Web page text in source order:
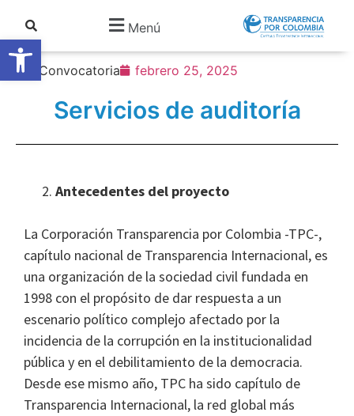
Abrir barra de herramientas
Menú
Convocatoria febrero 25, 2025
Servicios de auditoría
Antecedentes del proyecto
La Corporación Transparencia por Colombia -TPC-,
capítulo nacional de Transparencia Internacional, es
una organización de la sociedad civil fundada en
1998 con el propósito de dar respuesta a un
escenario político complejo afectado por la
incidencia de la corrupción en la institucionalidad
pública y en el debilitamiento de la democracia.
Desde ese mismo año, TPC ha sido capítulo de
Transparencia Internacional, la red global más